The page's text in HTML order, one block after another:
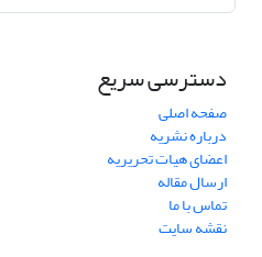
دسترسی سریع
صفحه اصلی
درباره نشریه
اعضای هیات تحریریه
ارسال مقاله
تماس با ما
نقشه سایت